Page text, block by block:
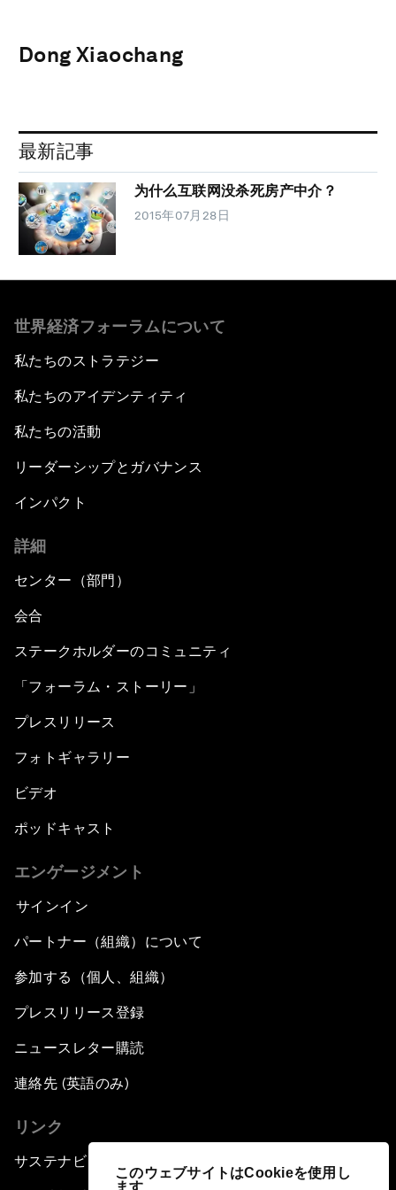
このウェブサイトはCookieを使用し
ます
Dong Xiaochang
最新記事
为什么互联网没杀死房产中介？
2015年07月28日
世界経済フォーラムについて
私たちのストラテジー
私たちのアイデンティティ
私たちの活動
リーダーシップとガバナンス
インパクト
詳細
センター（部門）
会合
ステークホルダーのコミュニティ
「フォーラム・ストーリー」
プレスリリース
フォトギャラリー
ビデオ
ポッドキャスト
エンゲージメント
サインイン
パートナー（組織）について
参加する（個人、組織）
プレスリリース登録
ニュースレター購読
連絡先 (英語のみ)
リンク
サステナビリティへの取り組み